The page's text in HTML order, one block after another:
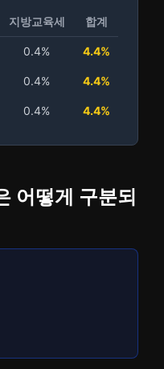
지방교육세 합계
0.4% 4.4%
0.4% 4.4%
0.4% 4.4%
어떻게 구분되